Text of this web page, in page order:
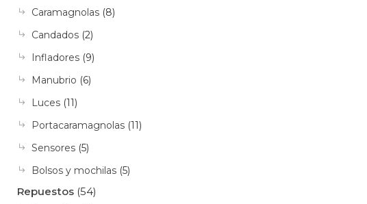
Caramagnolas (8)
Candados (2)
Infladores (9)
Manubrio (6)
Luces (11)
Portacaramagnolas (11)
Sensores (5)
Bolsos y mochilas (5)
Repuestos (54)